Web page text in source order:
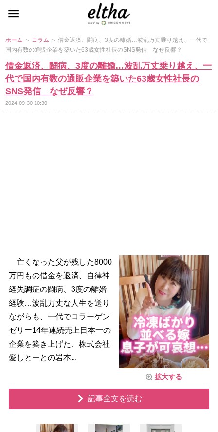
ホーム ＞ コラム ＞ 借金返済、闘病、3度の離婚…波乱万丈乗り越え、一代で
国内有数の通販企業を築いた63歳女性社長のSNS発信 なぜ反響？
借金返済、闘病、3度の離婚…波乱万丈乗り越え、一
代で国内有数の通販企業を築いた63歳女性社長の
SNS発信 なぜ反響？
2024-09-30 10:30
拡大する
亡くなった父が残した8000
万円もの借金を返済、自律神
経失調症の闘病、3度の離婚
経験…波乱万丈な人生を送り
ながらも、一代でコラーゲン
ゼリー14年連続売上日本一の
企業を築き上げた、株式会社
愛しとーとの岩本...
記事全文を読む